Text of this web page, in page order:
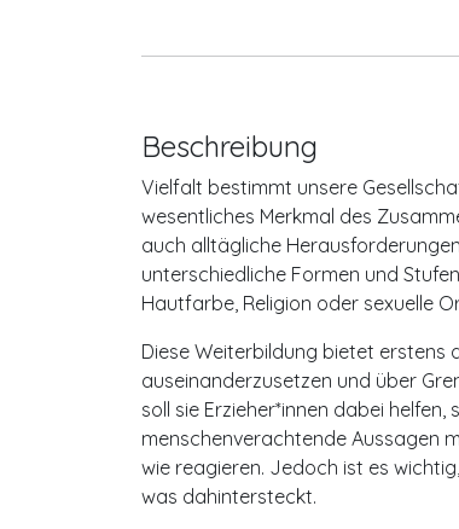
Beschreibung
Vielfalt bestimmt unsere
wesentliches Merkmal des
auch alltägliche
unterschiedliche Formen und
Hautfarbe, Religion oder sexuelle
Diese Weiterbildung bietet erstens
auseinanderzusetzen und über
soll sie Erzieher*innen dabei
menschenverachtende Aussagen
wie reagieren. Jedoch ist es
was dahintersteckt.